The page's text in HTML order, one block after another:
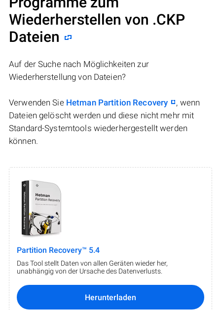
Wiederherstellen von .CKP
Dateien
Auf der Suche nach Möglichkeiten zur
Wiederherstellung von Dateien?
Verwenden Sie Hetman Partition Recovery
, wenn
Dateien gelöscht werden und diese nicht mehr mit
Standard-Systemtools wiederhergestellt werden
können.
Partition Recovery™ 5.4
Das Tool stellt Daten von allen Geräten wieder her,
unabhängig von der Ursache des Datenverlusts.
Herunterladen